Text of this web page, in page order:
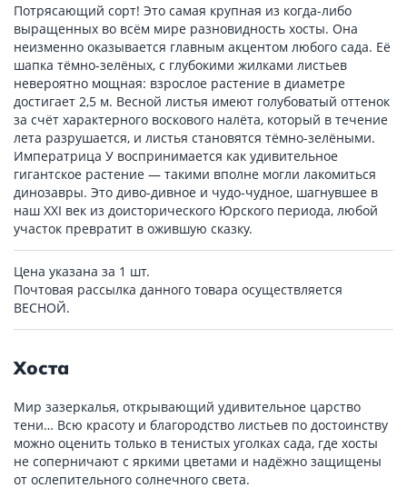
Потрясающий сорт! Это самая крупная из когда-либо
выращенных во всём мире разновидность хосты. Она
неизменно оказывается главным акцентом любого сада. Её
шапка тёмно-зелёных, с глубокими жилками листьев
невероятно мощная: взрослое растение в диаметре
достигает 2,5 м. Весной листья имеют голубоватый оттенок
за счёт характерного воскового налёта, который в течение
лета разрушается, и листья становятся тёмно-зелёными.
Императрица У воспринимается как удивительное
гигантское растение — такими вполне могли лакомиться
динозавры. Это диво-дивное и чудо-чудное, шагнувшее в
наш XXI век из доисторического Юрского периода, любой
участок превратит в ожившую сказку.
Цена указана за 1 шт.
Почтовая рассылка данного товара осуществляется
ВЕСНОЙ.
Хоста
Мир зазеркалья, открывающий удивительное царство
тени… Всю красоту и благородство листьев по достоинству
можно оценить только в тенистых уголках сада, где хосты
не соперничают с яркими цветами и надёжно защищены
от ослепительного солнечного света.